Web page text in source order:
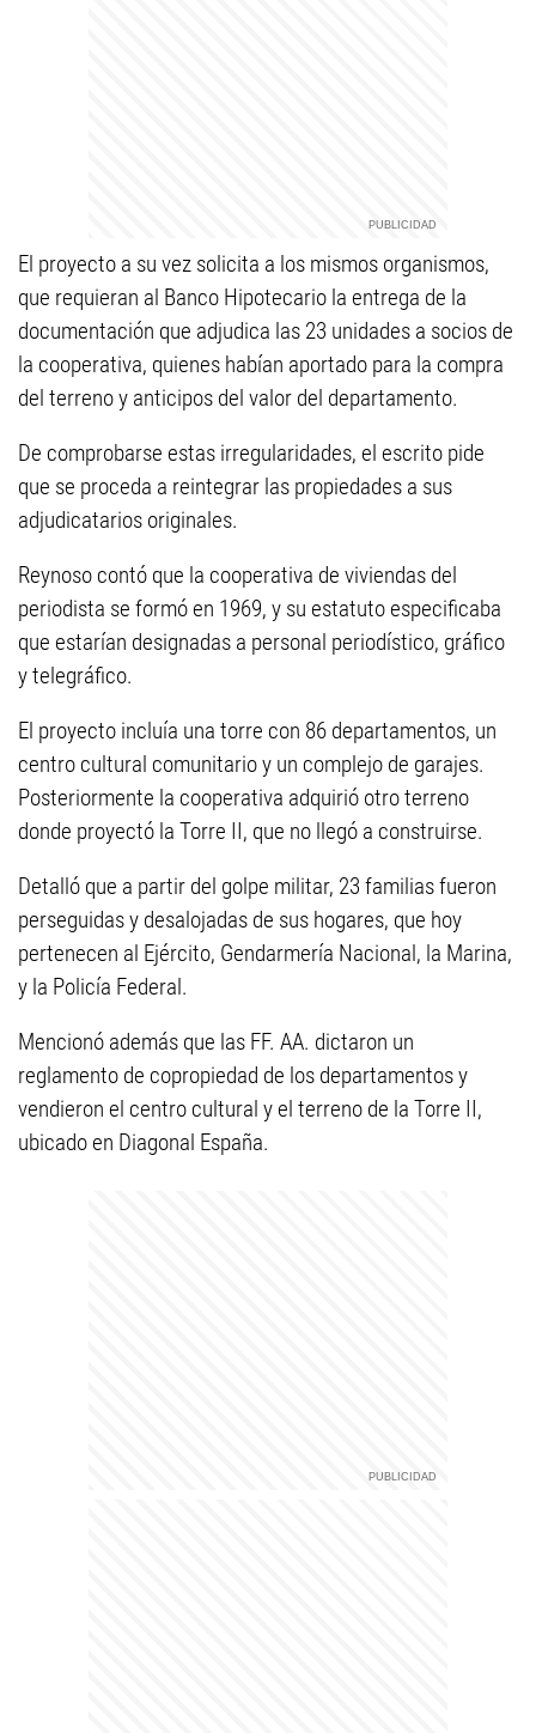
El proyecto a su vez solicita a los mismos organismos,
que requieran al Banco Hipotecario la entrega de la
documentación que adjudica las 23 unidades a socios de
la cooperativa, quienes habían aportado para la compra
del terreno y anticipos del valor del departamento.
De comprobarse estas irregularidades, el escrito pide
que se proceda a reintegrar las propiedades a sus
adjudicatarios originales.
Reynoso contó que la cooperativa de viviendas del
periodista se formó en 1969, y su estatuto especificaba
que estarían designadas a personal periodístico, gráfico
y telegráfico.
El proyecto incluía una torre con 86 departamentos, un
centro cultural comunitario y un complejo de garajes.
Posteriormente la cooperativa adquirió otro terreno
donde proyectó la Torre II, que no llegó a construirse.
Detalló que a partir del golpe militar, 23 familias fueron
perseguidas y desalojadas de sus hogares, que hoy
pertenecen al Ejército, Gendarmería Nacional, la Marina,
y la Policía Federal.
Mencionó además que las FF. AA. dictaron un
reglamento de copropiedad de los departamentos y
vendieron el centro cultural y el terreno de la Torre II,
ubicado en Diagonal España.